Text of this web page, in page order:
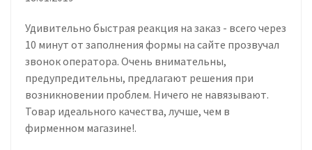
Удивительно быстрая реакция на заказ - всего через
10 минут от заполнения формы на сайте прозвучал
звонок оператора. Очень внимательны,
предупредительны, предлагают решения при
возникновении проблем. Ничего не навязывают.
Товар идеального качества, лучше, чем в
фирменном магазине!.